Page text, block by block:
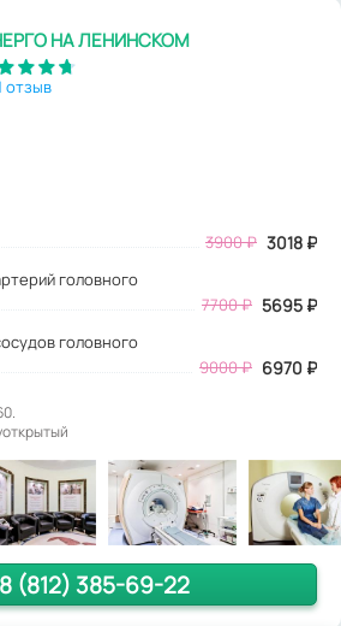
НА ЛЕНИНСКОМ
отзыв
3900₽ 3018 ₽
головного
7700 ₽ 5695 ₽
головного
9000 ₽ 6970 ₽
8 (812) 385-69-22